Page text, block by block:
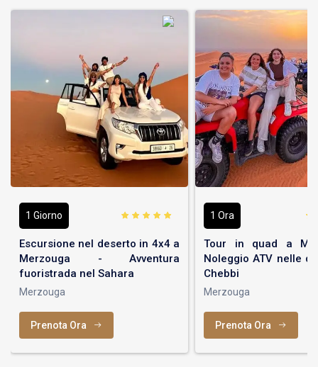
1 Giorno
Escursione nel deserto in 4x4 a
Merzouga - Avventura
fuoristrada nel Sahara
Merzouga
Prenota Ora
1 Ora
Tour in quad a
Noleggio ATV nelle
Chebbi
Merzouga
Prenota Ora